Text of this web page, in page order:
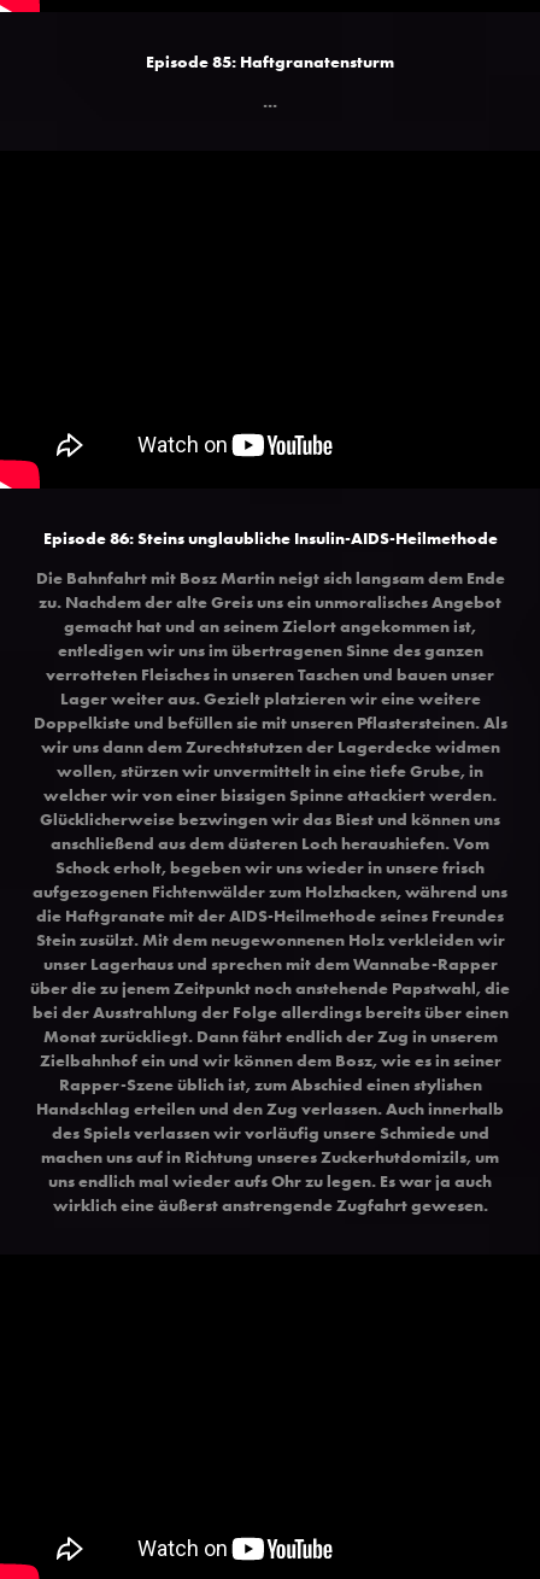
Episode 85: Haftgranatensturm
...
Episode 86: Steins unglaubliche Insulin-AIDS-Heilmethode
Die Bahnfahrt mit Bosz Martin neigt sich langsam dem Ende
zu. Nachdem der alte Greis uns ein unmoralisches Angebot
gemacht hat und an seinem Zielort angekommen ist,
entledigen wir uns im übertragenen Sinne des ganzen
verrotteten Fleisches in unseren Taschen und bauen unser
Lager weiter aus. Gezielt platzieren wir eine weitere
Doppelkiste und befüllen sie mit unseren Pflastersteinen. Als
wir uns dann dem Zurechtstutzen der Lagerdecke widmen
wollen, stürzen wir unvermittelt in eine tiefe Grube, in
welcher wir von einer bissigen Spinne attackiert werden.
Glücklicherweise bezwingen wir das Biest und können uns
anschließend aus dem düsteren Loch heraushiefen. Vom
Schock erholt, begeben wir uns wieder in unsere frisch
aufgezogenen Fichtenwälder zum Holzhacken, während uns
die Haftgranate mit der AIDS-Heilmethode seines Freundes
Stein zusülzt. Mit dem neugewonnenen Holz verkleiden wir
unser Lagerhaus und sprechen mit dem Wannabe-Rapper
über die zu jenem Zeitpunkt noch anstehende Papstwahl, die
bei der Ausstrahlung der Folge allerdings bereits über einen
Monat zurückliegt. Dann fährt endlich der Zug in unserem
Zielbahnhof ein und wir können dem Bosz, wie es in seiner
Rapper-Szene üblich ist, zum Abschied einen stylishen
Handschlag erteilen und den Zug verlassen. Auch innerhalb
des Spiels verlassen wir vorläufig unsere Schmiede und
machen uns auf in Richtung unseres Zuckerhutdomizils, um
uns endlich mal wieder aufs Ohr zu legen. Es war ja auch
wirklich eine äußerst anstrengende Zugfahrt gewesen.